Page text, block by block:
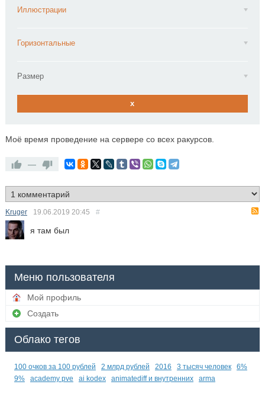
Иллюстрации
Горизонтальные
Размер
x
Моё время проведение на сервере со всех ракурсов.
—
Kruger 19.06.2019 20:45 #
я там был
Меню пользователя
Мой профиль
Создать
Облако тегов
100 очков за 100 рублей 2 млрд рублей 2016 3 тысяч человек
6%
9%
academy pve ai kodex animatediff и внутренних arma